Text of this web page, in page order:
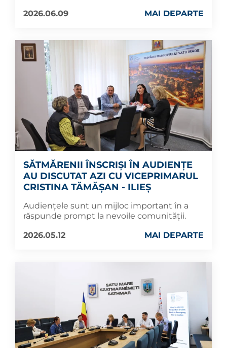
2026.06.09
MAI DEPARTE
SĂTMĂRENII ÎNSCRIȘI ÎN AUDIENȚE
AU DISCUTAT AZI CU VICEPRIMARUL
CRISTINA TĂMĂȘAN - ILIEȘ
Audiențele sunt un mijloc important în a
răspunde prompt la nevoile comunității.
2026.05.12
MAI DEPARTE